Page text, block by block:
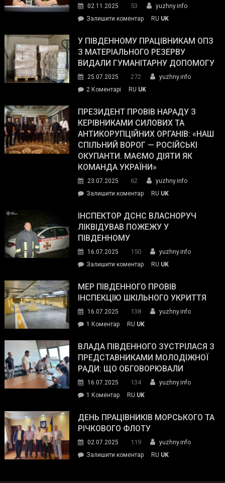
02.11.2025 53
yuzhny.info
Залишити коментарon
завойовує
симпатії
виборців
The
Street
Journal.
RU UK
У ПІВДЕННОМУ ПРАЦІВНИКАМ ОПЗ
З МАТЕРІАЛЬНОГО РЕЗЕРВУ
ВИДАЛИ ГУМАНІТАРНУ ДОПОМОГУ
25.07.2025 272
yuzhny.info
2 Коментарі
Південному
працівникам
ОПЗ
з
матеріального
резерву
гуманітарну
допомогу
RU UK
ПРЕЗИДЕНТ ПРОВІВ НАРАДУ З
КЕРІВНИКАМИ СИЛОВИХ ТА
АНТИКОРУПЦІЙНИХ ОРГАНІВ: «НАШ
СПІЛЬНИЙ ВОРОГ — РОСІЙСЬКІ
ОКУПАНТИ. МАЄМО ДІЯТИ ЯК
КОМАНДА УКРАЇНИ»
23.07.2025 62
yuzhny.info
Залишити коментарon
провів
нараду
силових
та
органів:
«Наш
спільний
окупанти.
Маємо
діяти
команда
RU UK
ІНСПЕКТОР ДСНС ВЛАСНОРУЧ
ЛІКВІДУВАВ ПОЖЕЖУ У
ПІВДЕННОМУ
16.07.2025 150
yuzhny.info
Залишити коментарon
ДСНС
власноруч
пожежу
у
RU UK
МЕР ПІВДЕННОГО ПРОВІВ
ІНСПЕКЦІЮ ШКІЛЬНОГО УКРИТТЯ
16.07.2025 138
yuzhny.info
1 Коментардо
Південного
провів
інспекцію
укриття
RU UK
ВЛАДА ПІВДЕННОГО ЗУСТРІЛАСЯ З
ПРЕДСТАВНИКАМИ МОЛОДІЖНОЇ
РАДИ: ЩО ОБГОВОРЮВАЛИ
16.07.2025 134
yuzhny.info
1 Коментардо
Південного
зустрілася
представниками
молодіжної
RU UK
ДЕНЬ ПРАЦІВНИКІВ МОРСЬКОГО ТА
РІЧКОВОГО ФЛОТУ
02.07.2025 119
yuzhny.info
Залишити коментарon
RU UK